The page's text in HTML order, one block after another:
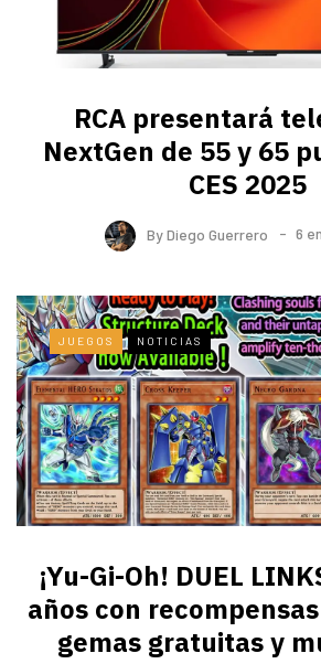
RCA presentará
NextGen de 55 y 65
CES 2025
ByDiego Guerrero 6
JUEGOS NOTICIAS
¡Yu-Gi-Oh! DUEL
años con
gemas gratuitas y